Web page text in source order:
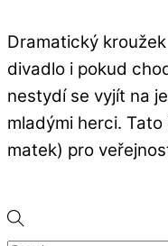
Dramatický
divadlo i pokud
nestydí se vyjít na
mladými herci.
matek) pro